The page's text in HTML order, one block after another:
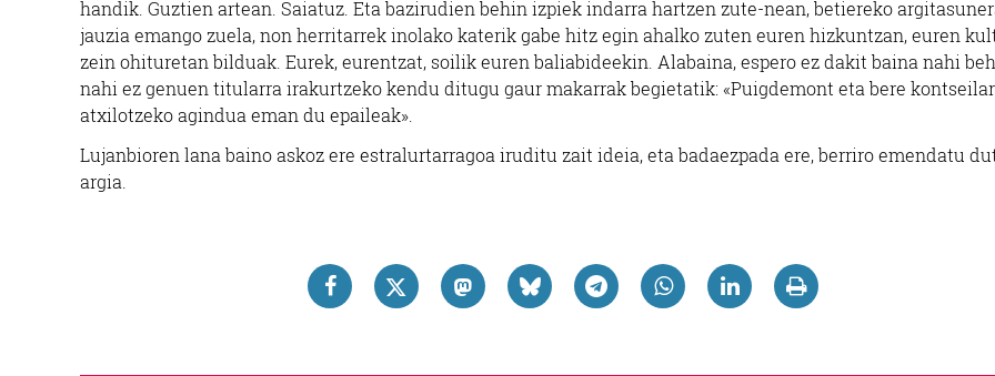
handik. Guztien artean. Saiatuz. Eta bazirudien behin izpiek indarra hartzen zute-nean, betiereko
jauzia emango zuela, non herritarrek inolako katerik gabe hitz egin ahalko zuten euren hizkuntzan, euren
zein ohituretan bilduak. Eurek, eurentzat, soilik euren baliabideekin. Alabaina, espero ez dakit baina nahi
nahi ez genuen titularra irakurtzeko kendu ditugu gaur makarrak begietatik: «Puigdemont eta bere
atxilotzeko agindua eman du epaileak».
Lujanbioren lana baino askoz ere estralurtarragoa iruditu zait ideia, eta badaezpada ere, berriro emendatu
argia.